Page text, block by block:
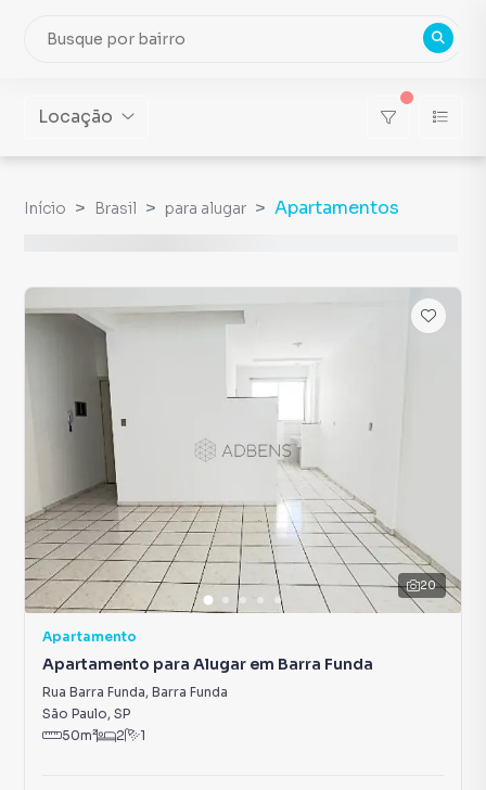
Locação
Início Brasil para alugar Apartamentos
20
Apartamento
Apartamento para Alugar em Barra Funda
Rua Barra Funda, Barra Funda
São Paulo, SP
50m² 2 1